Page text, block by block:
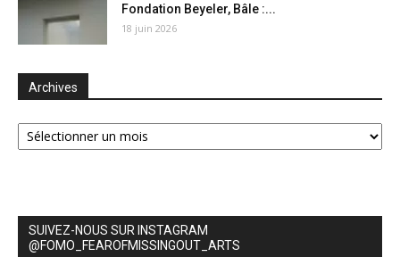
Fondation Beyeler, Bâle :...
18 juin 2026
Archives
Archives
SUIVEZ-NOUS SUR INSTAGRAM
@FOMO_FEAROFMISSINGOUT_ARTS